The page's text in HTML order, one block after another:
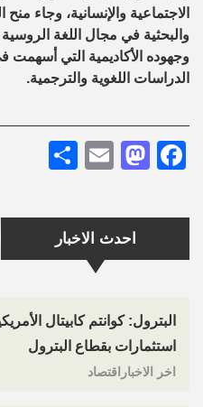
احدث الاخبار
البترول: كوانتم كابيتال
استثمارات بقطاع البترول
اخر الاخباراقتصاد
الاجتماعية والإنسانية، وجاء منح
والبحثية في مجال اللغة
وجهوده الأكاديمية التي أسهمت
الدراسات اللغوية والترجمية.
Facebook
Email